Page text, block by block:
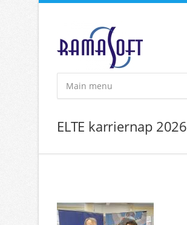
Ugrás a tartalomra
ELTE karriernap 2026